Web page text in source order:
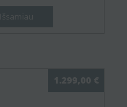
Išsamiau
1.299,00 €